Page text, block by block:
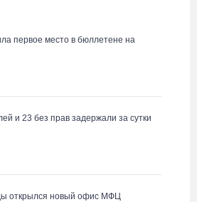
первое место в бюллетене на
и 23 без прав задержали за сутки
открылся новый офис МФЦ